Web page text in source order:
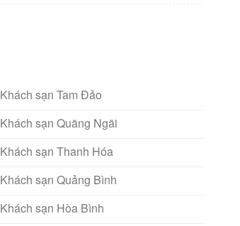
Khách sạn Tam Đảo
Khách sạn Quãng Ngãi
Khách sạn Thanh Hóa
Khách sạn Quảng Bình
Khách sạn Hòa Bình